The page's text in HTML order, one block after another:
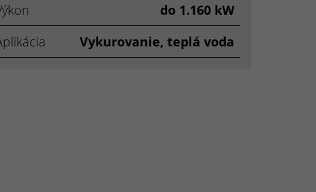
do 1.160 kW
Vykurovanie, teplá voda